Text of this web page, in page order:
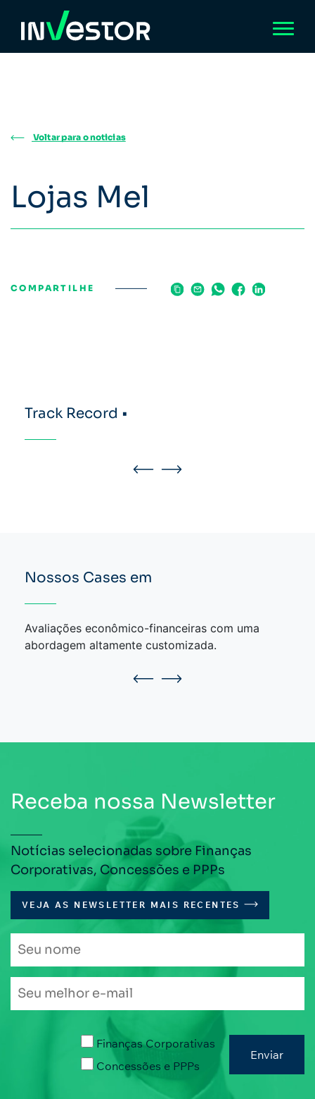
Voltar para o noticias
Lojas Mel
COMPARTILHE
Track Record •
Nossos Cases em
Avaliações econômico-financeiras com uma
abordagem altamente customizada.
Receba nossa Newsletter
Notícias selecionadas sobre Finanças
Corporativas, Concessões e PPPs
VEJA AS NEWSLETTER MAIS RECENTES
Finanças Corporativas
Concessões e PPPs